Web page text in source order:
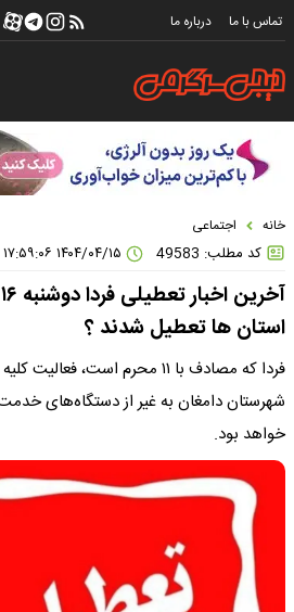
تماس با ما درباره ما
خانه اجتماعی
کد مطلب: 49583
استان ها تعطیل شدند ؟
فردا که مصادف با ۱۱ محرم است،
شهرستان دامغان به غیر از دستگاه‌های
خواهد بود.